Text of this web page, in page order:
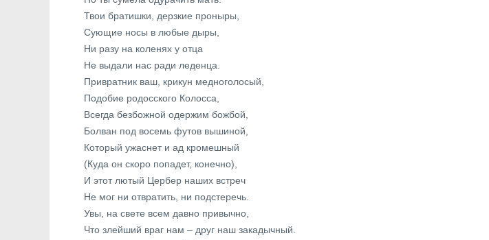
Твои братишки, дерзкие проныры,
Сующие носы в любые дыры,
Ни разу на коленях у отца
Не выдали нас ради леденца.
Привратник ваш, крикун медноголосый,
Подобие родосского Колосса,
Всегда безбожной одержим божбой,
Болван под восемь футов вышиной,
Который ужаснет и ад кромешный
(Куда он скоро попадет, конечно),
И этот лютый Цербер наших встреч
Не мог ни отвратить, ни подстеречь.
Увы, на свете всем давно привычно,
Что злейший враг нам – друг наш закадычный.